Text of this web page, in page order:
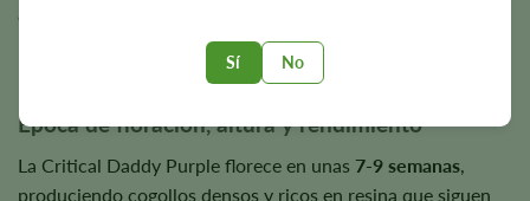
Sí No
excelente y una buena producción de resina.
Época de floración, altura y rendimiento
La Critical Daddy Purple florece en unas 7-9 semanas
produciendo cogollos densos y ricos en resina que siguen